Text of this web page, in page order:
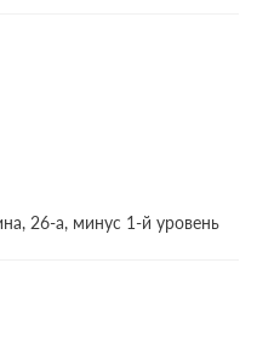
26-а, минус 1-й уровень